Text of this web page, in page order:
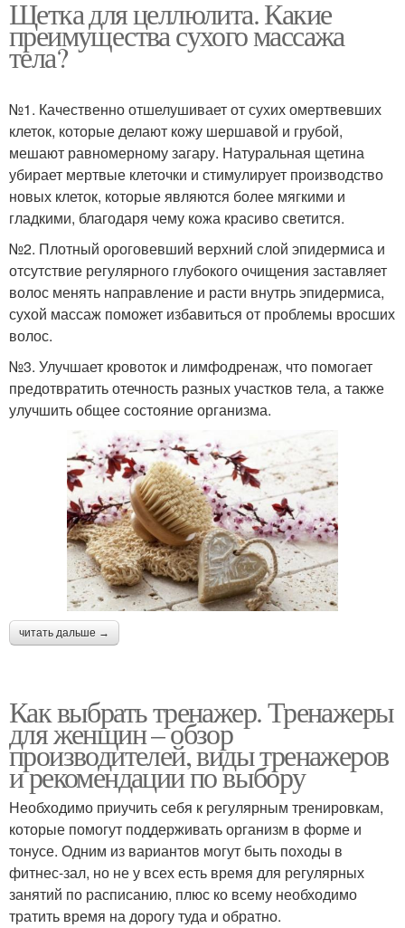
Щетка для целлюлита. Какие
преимущества сухого массажа
тела?
№1. Качественно отшелушивает от сухих омертвевших
клеток, которые делают кожу шершавой и грубой,
мешают равномерному загару. Натуральная щетина
убирает мертвые клеточки и стимулирует производство
новых клеток, которые являются более мягкими и
гладкими, благодаря чему кожа красиво светится.
№2. Плотный ороговевший верхний слой эпидермиса и
отсутствие регулярного глубокого очищения заставляет
волос менять направление и расти внутрь эпидермиса,
сухой массаж поможет избавиться от проблемы вросших
волос.
№3. Улучшает кровоток и лимфодренаж, что помогает
предотвратить отечность разных участков тела, а также
улучшить общее состояние организма.
читать дальше →
Как выбрать тренажер. Тренажеры
для женщин – обзор
производителей, виды тренажеров
и рекомендации по выбору
Необходимо приучить себя к регулярным тренировкам,
которые помогут поддерживать организм в форме и
тонусе. Одним из вариантов могут быть походы в
фитнес-зал, но не у всех есть время для регулярных
занятий по расписанию, плюс ко всему необходимо
тратить время на дорогу туда и обратно.